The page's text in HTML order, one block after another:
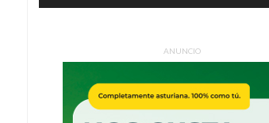
ANUNCIO